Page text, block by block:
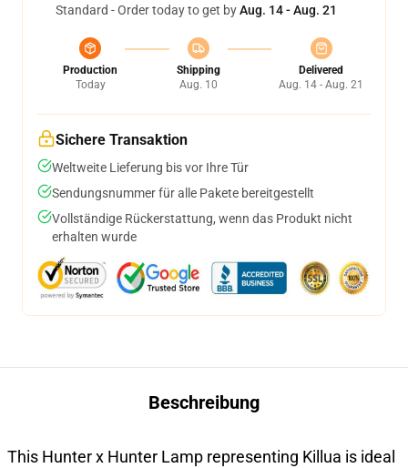
Standard - Order today to get byAug. 14 - Aug. 21
Production
Today
Shipping
Aug. 10
Delivered
Aug. 14 - Aug. 21
Sichere Transaktion
Weltweite Lieferung bis vor Ihre Tür
Sendungsnummer für alle Pakete bereitgestellt
Vollständige Rückerstattung, wenn das Produkt nicht
erhalten wurde
Beschreibung
This Hunter x Hunter Lamp representing Killua is ideal